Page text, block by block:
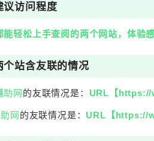
议访问程度
能轻松上手查阅的两个网站，体验感
个站含友联的情况
助网 的友联情况是： URL【https://
网 的友联情况是： URL【https://